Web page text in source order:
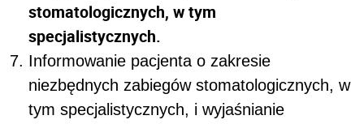
stomatologicznych, w tym
specjalistycznych.
Informowanie pacjenta o zakresie
niezbędnych zabiegów stomatologicznych, w
tym specjalistycznych, i wyjaśnianie